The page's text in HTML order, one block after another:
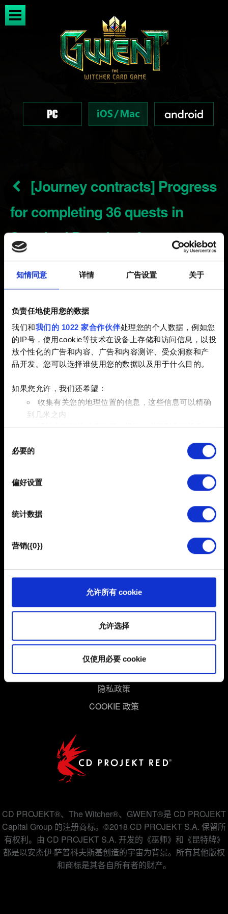
知情同意 详情 广告设置 关于
负责任地使用您的数据
我们和我们的 1022 家合作伙伴处理您的个人数据，例如您
的IP号，使用cookie等技术在设备上存储和访问信息，以投
放个性化的广告和内容、广告和内容测评、受众洞察和产
品开发。您可以选择谁使用您的数据以及用于什么目的。
如果您允许，我们还希望：
收集有关您的地理位置的信息，这些信息可以精确
到几米之内
通过主动扫描特定特征（指纹）来识别您的设备
查找有关您的个人数据如何处理的更多信息，
并设置您的首选项。您可随时从Cookie声明中更改或撤回
部分需要使用 Cookies 的是为了让网站功能可用，而另一
馈，以便网站将更好地服务于您。例如帮助我们在社交媒
也可能与我们的合作伙伴分享我们的 Cookie 片段。但是，
使用所有这些非强制性的 Cookie 都需要提前获取您的许
您可以在下面的"设置"菜单中找到有关我们使用 Cookie 的
其中的内容并准备好继续，请点击"确定"。
必要的
偏好设置
统计数据
营销({0})
允许所有 cookie
允许选择
仅使用必要 cookie
[Journey contracts] Progress
for completing 36 quests in
Standard/Premium Journey not
counted
已创建 4 years ago 已更新 3 years ago
Contracts for completing 36 quests in Standard/Premium
Journey initially got released when the Journeys hit the
game for the first time, after the Journeys ended, the
contracts got disabled.
progress continues since then. Quests completed after
the Infinite Journey release, before re-introduction of
those contracts, are not counted by design.
The Journeys now last infinitely, there is no time limit to
complete the quests for the related contracts.
简体中文
保持联系
用户协议
隐私政策
COOKIE 政策
CD PROJEKT®、The Witcher®、GWENT®是 CD PROJEKT
Capital Group 的注册商标。©2018 CD PROJEKT S.A. 保留所
有权利。由 CD PROJEKT S.A. 开发的《巫师》和《昆特牌》
都是以安杰伊·萨普科夫斯基创造的宇宙为背景。所有其他版权
和商标是其各自所有者的财产。